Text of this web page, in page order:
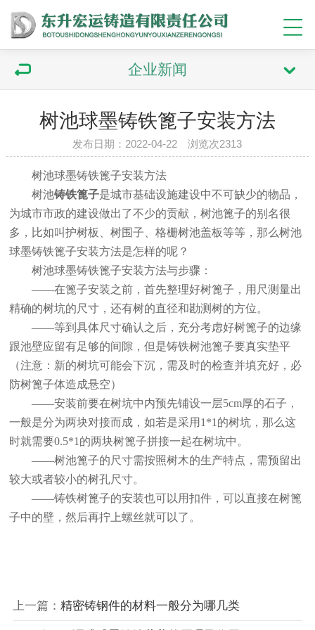
企业新闻
树池球墨铸铁篦子安装方法
发布日期：2022-04-22 浏览次2313
树池球墨铸铁篦子安装方法
树池铸铁篦子是城市基础设施建设中不可缺少的物品，
为城市市政的建设做出了不少的贡献，树池篦子的别名很
多，比如叫护树板、树围子、格栅树池盖板等等，那么树池
球墨铸铁篦子安装方法是怎样的呢？
树池球墨铸铁篦子安装方法与步骤：
——在篦子安装之前，首先整理好树篦子，用尺测量出
精确的树坑的尺寸，还有树的直径和勘测树的方位。
——等到具体尺寸确认之后，充分考虑好树篦子的边缘
跟池壁应留有足够的间隙，但是铸铁树池篦子要真实垫平
（注意：新的树坑可能会下沉，需及时的检查并填充好，必
防树篦子体造成悬空）
——安装前要在树坑中内预先铺设一层5cm厚的石子，
一般是分为两块对接而成，如若是采用1*1的树坑，那么这
时就需要0.5*1的两块树篦子拼接一起在树坑中。
——树池篦子的尺寸需按照树木的生产特点，需预留出
较大或者较小的树孔尺寸。
——铸铁树篦子的安装也可以用扣件，可以直接在树篦
子中的壁，然后再拧上螺丝就可以了。
上一篇： 精密铸钢件的材料一般分为哪几类